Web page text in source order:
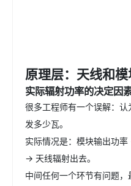
原理层：天线和
实际辐射功率的决定因
很多工程师有一个误解：
发多少瓦。
实际情况是：模块输出功
→ 天线辐射出去。
中间任何一个环节有问题